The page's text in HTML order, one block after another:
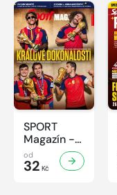
SPORT
Magazín -
31/2026
od
32 Kč